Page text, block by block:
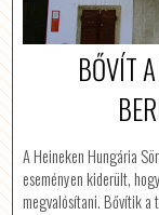
BŐVÍT
A Heineken Hungária
eseményen kiderült,
megvalósítani. Bővítik a